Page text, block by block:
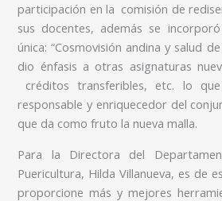
participación en la comisión de
sus docentes, además se
única: “Cosmovisión andina y salud
dio énfasis a otras asignaturas
créditos transferibles, etc. lo
responsable y enriquecedor del
que da como fruto la nueva malla.
Para la Directora del
Puericultura, Hilda Villanueva, es de
proporcione más y mejores